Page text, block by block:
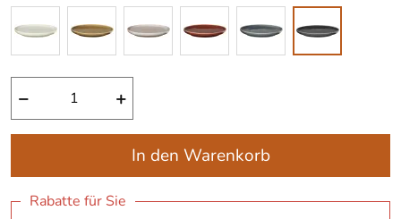
− +
In den Warenkorb
Rabatte für Sie